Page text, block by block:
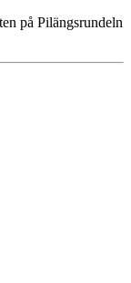
på Pilängsrundeln